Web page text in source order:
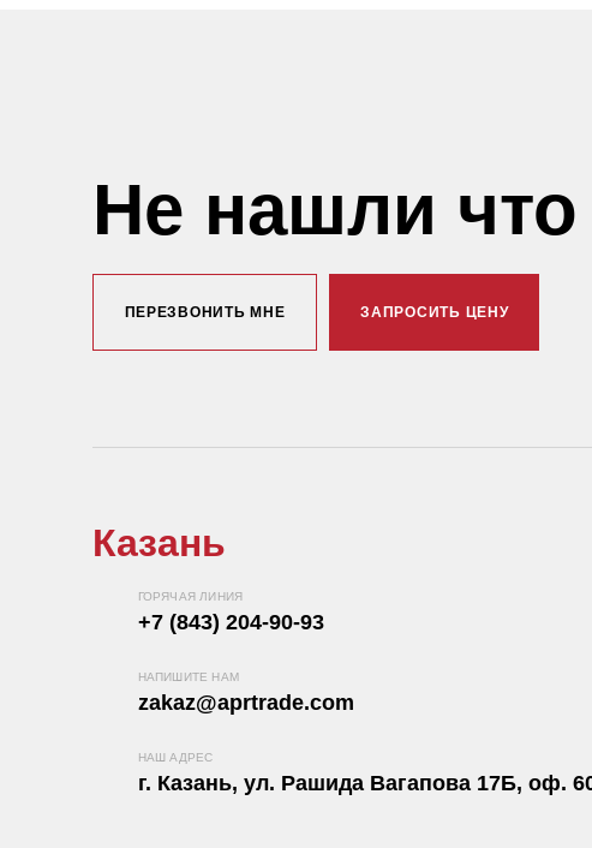
Не нашли что
ПЕРЕЗВОНИТЬ МНЕ ЗАПРОСИТЬ ЦЕНУ
Казань
ГОРЯЧАЯ ЛИНИЯ
+7 (843) 204-90-93
НАПИШИТЕ НАМ
zakaz@aprtrade.com
НАШ АДРЕС
г. Казань, ул. Рашида Вагапова 17Б, оф.